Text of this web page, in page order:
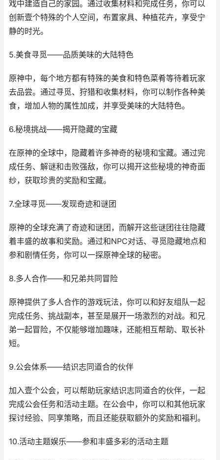
戏中建造自己的家园。通过收集材料和完成任务，你可以
创新壹个特殊的个人空间，布置家具、种植花卉，享受宁
静的时光。
5.美食寻觅——品质美味的大陆特色
原神中，每个地方都有特殊的美食和特色菜肴等待着玩家
去品尝。通过寻觅、狩猎和收集材料，你可以制作各种美
食，增加人物的属性加成，并享受美味的大陆特色。
6.秘境挑战——揭开隐藏的宝藏
在原神的全球中，隐藏着许多神奇的秘境和宝藏。通过完
成任务、解谜和击败强敌，你可以揭开这些秘境的神奇面
纱，获取珍贵的奖励和宝藏。
7.全球寻觅——发现奇迹和谜团
原神的全球充满了奇迹和谜团，而解开这些谜团往往隐藏
着丰盛的故事和奖励。通过和NPC对话、寻觅隐藏地点和
参和剧情任务，你可以一探原神全球的秘密。
8.多人合作——和兄弟共同冒险
原神提供了多人合作的游戏玩法，你可以和好友组队一起
完成任务、挑战副本，甚至是展开一场激烈的对战。和兄
弟一起冒险，不仅能够增加趣味，还能相互帮助、取长补
短。
9.公会体系——结识志同道合的伙伴
加入壹个公会，可以帮助玩家结识志同道合的伙伴，一起
完成公会任务和活动主题。在公会中，你可以和其他玩家
探讨经验、同享策略，而且还能获取额外的奖励和福利。
10.活动主题娱乐——参和丰盛多彩的活动主题